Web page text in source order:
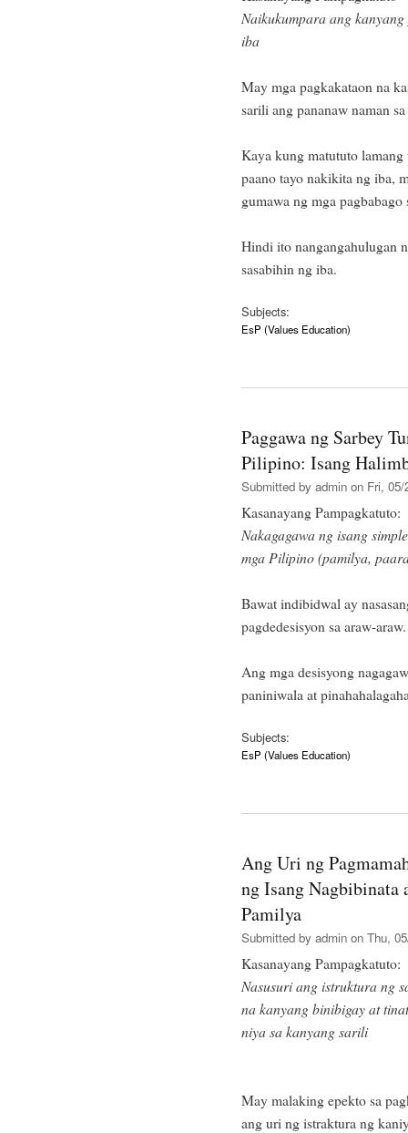
Naikukumpara ang
iba
May mga pagkakataon na
sarili ang pananaw naman
Kaya kung matututo
paano tayo nakikita ng iba,
gumawa ng mga
Hindi ito nangangahulugan
sasabihin ng iba.
Subjects:
EsP (Values Education)
Paggawa ng Sarbey
Pilipino: Isang
Submitted by admin on Fri, 05/
Kasanayang Pampagkatuto:
Nakagagawa ng isang
mga Pilipino (pamilya,
Bawat indibidwal ay
pagdedesisyon sa araw-araw.
Ang mga desisyong
paniniwala at
Subjects:
EsP (Values Education)
Ang Uri ng
ng Isang Nagbibinata
Pamilya
Submitted by admin on Thu,
Kasanayang Pampagkatuto:
Nasusuri ang istruktura ng
na kanyang binibigay at
niya sa kanyang sarili
May malaking epekto sa
ang uri ng istraktura ng